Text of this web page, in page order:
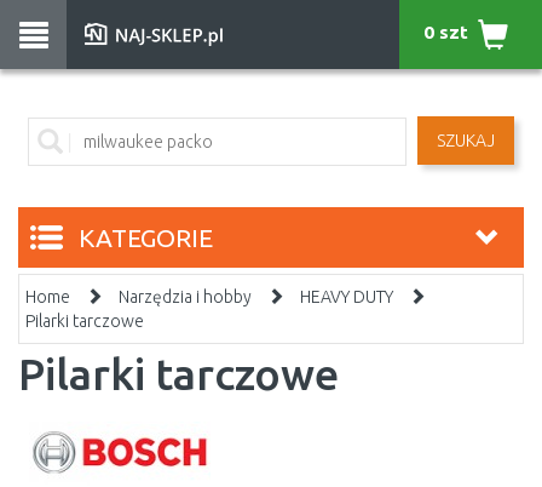
SZUKAJ
0 szt
KATEGORIE
Home Narzędzia i hobby
HEAVY DUTY
Pilarki tarczowe
Pilarki tarczowe